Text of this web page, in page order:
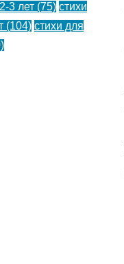
3 лет (75) стихи
(104) стихи для